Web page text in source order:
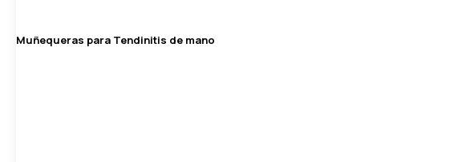
Muñequeras para Tendinitis de mano